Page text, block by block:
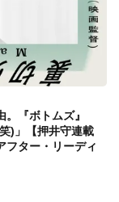
『ボトムズ』
)」【押井守連載
フター・リーディ